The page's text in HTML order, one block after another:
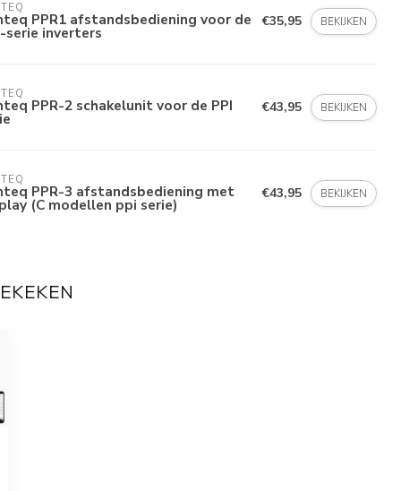
PPR1 afstandsbediening voor de
serie inverters
€35,95 BEKIJKEN
PPR-2 schakelunit voor de PPI €43,95 BEKIJKEN
PPR-3 afstandsbediening met
(C modellen ppi serie)
€43,95 BEKIJKEN